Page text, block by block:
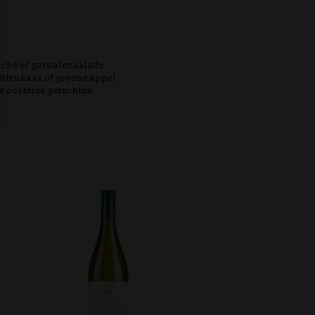
of garnalensalade
of groene appel
oosterse gerechten